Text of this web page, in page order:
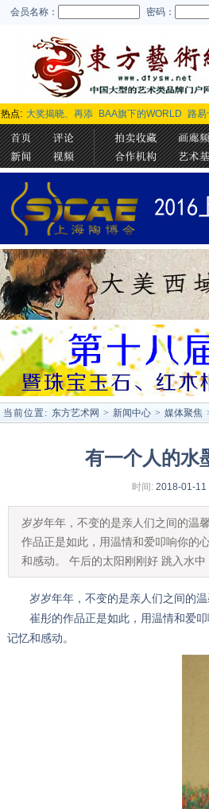
会员名称： 密码：
热点: 大奖揭晓、再添 BAA旗下的WORLD 路易
当前位置: 东方艺术网 > 新闻中心 > 媒体聚焦
有一个人的水
时间: 2018-01-11
岁岁年年，不变的是亲人们之间的温
作品正是如此，用温情和爱叩响你的
和感动。 午后的太阳刚刚好 跳入水
岁岁年年，不变的是亲人们之间的温
崔彤的作品正是如此，用温情和爱叩
记忆和感动。